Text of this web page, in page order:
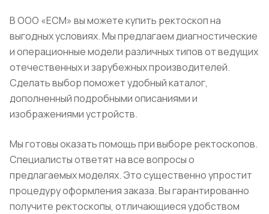
В ООО «ЕСМ» вы можете купить ректоскопна
выгодных условиях. Мы предлагаем диагностические
и операционные модели различных типовот ведущих
отечественных и зарубежных производителей.
Сделать выбор поможет удобный каталог,
дополненный подробными описаниями и
изображениями устройств.
Мы готовы оказать помощь при выборе ректоскопов.
Специалисты ответят на все вопросы о
предлагаемых моделях. Это существенно упростит
процедуру оформления заказа. Вы гарантированно
получите ректоскопы, отличающиеся удобством